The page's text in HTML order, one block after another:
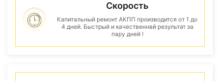
Скорость
Капитальный ремонт АКПП производится от 1 до
4 дней. Быстрый и качественнвй результат за
пару дней !